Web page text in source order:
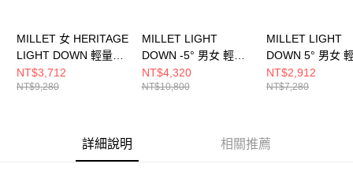
MILLET 女 HERITAGE
LIGHT DOWN 輕量連
帽羽絨外套
MIV98460247
NT$3,712
NT$9,280
MILLET LIGHT
DOWN -5° 男女 輕量
抗水羽絨睡袋
MIC11108731
NT$4,320
NT$10,800
MILLET LIGHT
DOWN 5° 男女
水羽絨睡袋
MIC11128749
NT$2,912
NT$7,280
詳細說明 相關推薦